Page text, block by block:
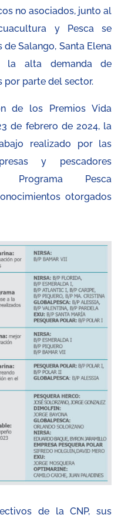
no asociados, junto al
y Pesca se
Salango, Santa Elena
la alta demanda de
por parte del sector.
de los Premios Vida
de febrero de 2024, la
realizado por las
y pescadores
Programa Pesca
otorgados
de la CNP, sus